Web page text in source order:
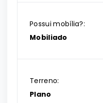
Possui mobília?:
Mobiliado
Terreno:
Plano